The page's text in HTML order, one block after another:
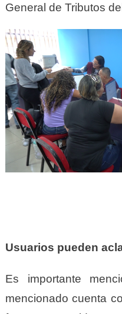
General de Tributos
Usuarios pueden
Es importante
mencionado cuenta